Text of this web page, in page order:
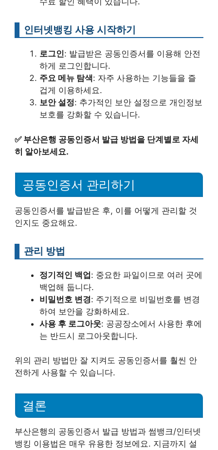
인터넷뱅킹 사용 시작하기
로그인: 발급받은 공동인증서를 이용해 안전
하게 로그인합니다.
주요 메뉴 탐색: 자주 사용하는 기능들을 즐
겁게 이용하세요.
보안 설정: 추가적인 보안 설정으로 개인정보
보호를 강화할 수 있습니다.
✅ 부산은행 공동인증서 발급 방법을 단계별로 자세
히 알아보세요.
공동인증서 관리하기
공동인증서를 발급받은 후, 이를 어떻게 관리할 것
인지도 중요해요.
관리 방법
정기적인 백업: 중요한 파일이므로 여러 곳에
백업해 둡니다.
비밀번호 변경: 주기적으로 비밀번호를 변경
하여 보안을 강화하세요.
사용 후 로그아웃: 공공장소에서 사용한 후에
는 반드시 로그아웃합니다.
위의 관리 방법만 잘 지켜도 공동인증서를 훨씬 안
전하게 사용할 수 있습니다.
결론
부산은행의 공동인증서 발급 방법과 썸뱅크/인터넷
뱅킹 이용법은 매우 유용한 정보에요. 지금까지 설